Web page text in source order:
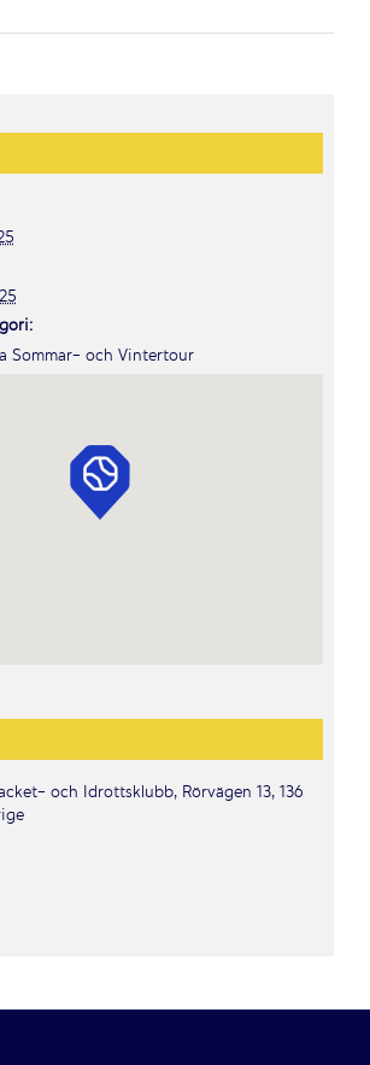
Sommar- och Vintertour
och Idrottsklubb, Rörvägen 13, 136